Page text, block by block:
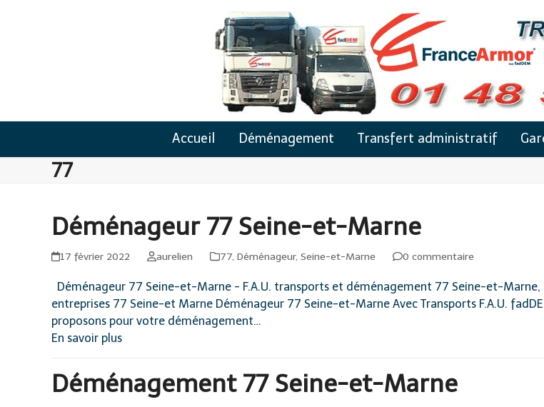
Accueil Déménagement Transfert administratif
77
Déménageur 77 Seine-et-Marne
17 février 2022 aurelien 77, Déménageur, Seine-et-Marne 0 commentaire
Déménageur 77 Seine-et-Marne - F.A.U. transports et déménagement 77 Seine-et-
entreprises 77 Seine-et Marne Déménageur 77 Seine-et-Marne Avec Transports F.A.U.
proposons pour votre déménagement…
En savoir plus
Déménagement 77 Seine-et-Marne